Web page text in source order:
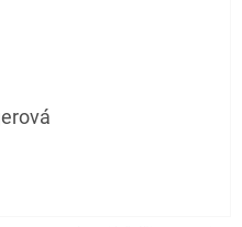
je 5 z 5 hviezdičiek.
je 5 z 5 hviezdičiek.